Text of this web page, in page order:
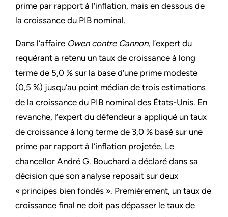
prime par rapport à l’inflation, mais en dessous de
la croissance du PIB nominal.
Dans l’affaire Owen contre Cannon, l’expert du
requérant a retenu un taux de croissance à long
terme de 5,0 % sur la base d’une prime modeste
(0,5 %) jusqu’au point médian de trois estimations
de la croissance du PIB nominal des États-Unis. En
revanche, l’expert du défendeur a appliqué un taux
de croissance à long terme de 3,0 % basé sur une
prime par rapport à l’inflation projetée. Le
chancellor André G. Bouchard a déclaré dans sa
décision que son analyse reposait sur deux
« principes bien fondés ». Premièrement, un taux de
croissance final ne doit pas dépasser le taux de